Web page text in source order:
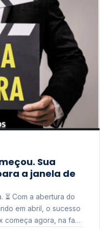
Sua
a janela de
do
em abril, o sucesso
começa agora, na fase